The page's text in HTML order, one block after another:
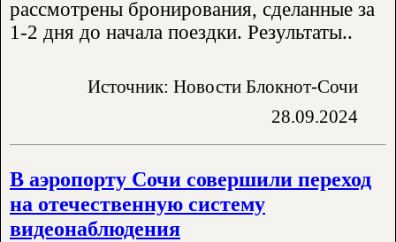
рассмотрены бронирования, сделанные за
1-2 дня до начала поездки. Результаты..
Источник: Новости Блокнот-Сочи
28.09.2024
В аэропорту Сочи совершили переход
на отечественную систему
видеонаблюдения